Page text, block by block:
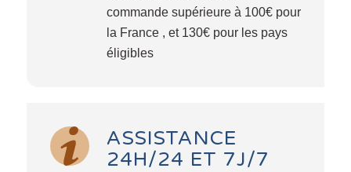
commande supérieure à 100€ pour
la France , et 130€ pour les pays
éligibles
ASSISTANCE
24H/24 ET 7J/7